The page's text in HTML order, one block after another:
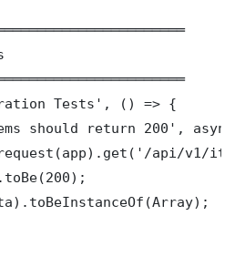
Tests', () => {
should return 200',
api/v1/